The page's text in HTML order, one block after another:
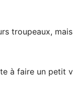
troupeaux,
à faire un petit